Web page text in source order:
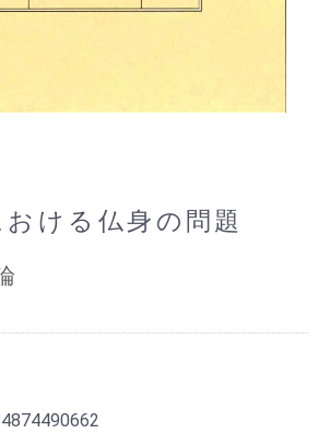
ける仏身の問題